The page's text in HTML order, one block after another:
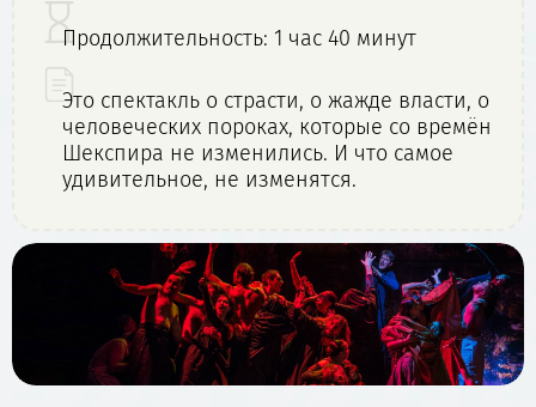
Продолжительность: 1 час 40 минут
Это спектакль о страсти, о жажде власти, о
человеческих пороках, которые со времён
Шекспира не изменились. И что самое
удивительное, не изменятся.